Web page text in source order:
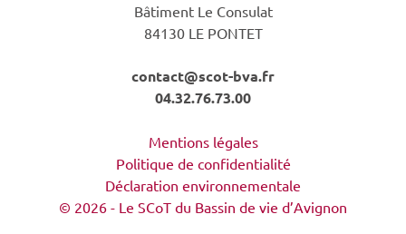
Bâtiment Le Consulat
84130 LE PONTET
contact@scot-bva.fr
04.32.76.73.00
Mentions légales
Politique de confidentialité
Déclaration environnementale
© 2026 - Le SCoT du Bassin de vie d’Avignon